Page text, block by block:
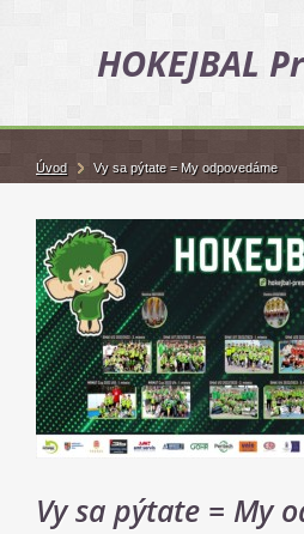
HOKEJBAL
Vy sa pýtate = My
Úvod Vy sa pýtate = My odpovedáme